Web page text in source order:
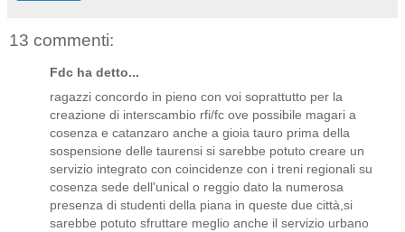
13 commenti:
Fdc ha detto...
ragazzi concordo in pieno con voi soprattutto per la
creazione di interscambio rfi/fc ove possibile magari a
cosenza e catanzaro anche a gioia tauro prima della
sospensione delle taurensi si sarebbe potuto creare un
servizio integrato con coincidenze con i treni regionali su
cosenza sede dell'unical o reggio dato la numerosa
presenza di studenti della piana in queste due città,si
sarebbe potuto sfruttare meglio anche il servizio urbano